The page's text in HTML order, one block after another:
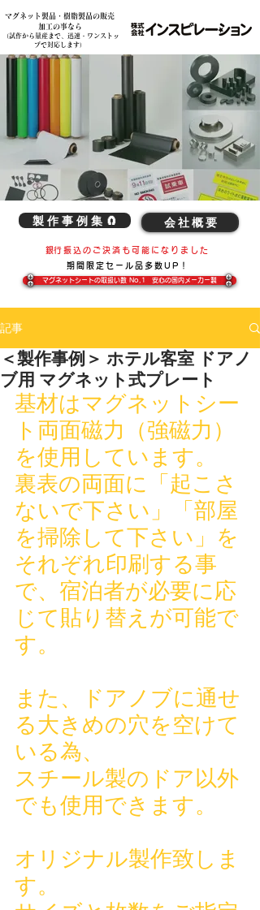
各種素材の複雑な切削加工、造形加工、マグネット製品の事は弊社へ 株式会社インスピレーション
マグネット製品・樹脂製品の販売
加工の事なら
​（試作から量産まで、迅速・ワンストッ
プで対応します）
製 作 事 例 集 🧲 会 社 概 要
​銀行振込のご決済も可能になりました
期間限定​セール品多数UP！
マグネットシートの取扱い数 No,1 安心の国内メーカー製
記事
＜製作事例＞ ホテル客室 ドアノ
ブ用 マグネット式プレート
基材はマグネットシー
ト両面磁力（強磁力）
を使用しています。
裏表の両面に「起こさ
ないで下さい」「部屋
を掃除して下さい」を
それぞれ印刷する事
で、宿泊者が必要に応
じて貼り替えが可能で
す。
また、ドアノブに通せ
る大きめの穴を空けて
いる為、
スチール製のドア以外
でも使用できます。
オリジナル製作致しま
す。